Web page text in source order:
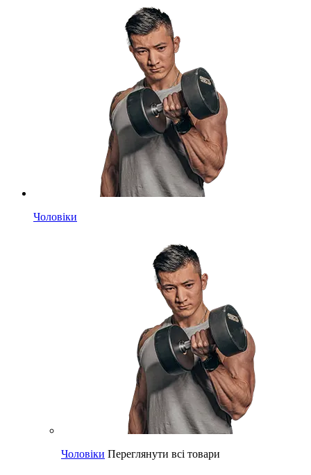
Чоловіки
Чоловіки Переглянути всі товари